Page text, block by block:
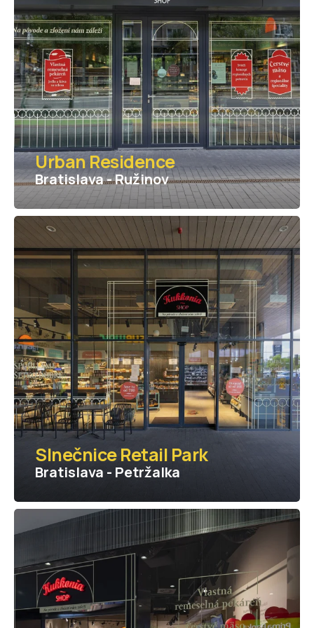
Urban Residence
Bratislava - Ružinov
Slnečnice Retail Park
Bratislava - Petržalka